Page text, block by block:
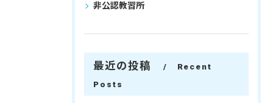
非公認教習所
最近の投稿
Recent
Posts